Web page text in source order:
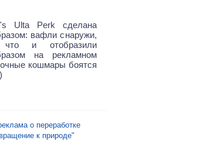
Ulta Perk сделана
вафли снаружи,
что и отобразили
на рекламном
кошмары боятся
о переработке
к природе"